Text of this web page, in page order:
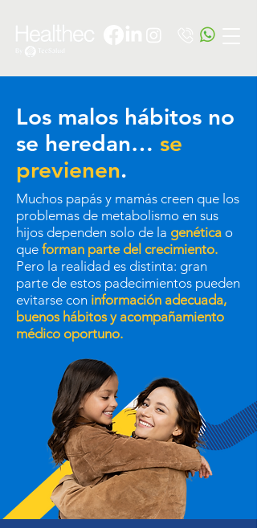
Los malos hábitos no
se heredan… se
previenen.
Muchos papás y mamás creen que los
problemas de metabolismo en sus
hijos dependen solo de la genética o
que forman parte del crecimiento.
Pero la realidad es distinta: gran
parte de estos padecimientos pueden
evitarse con información adecuada,
buenos hábitos y acompañamiento
médico oportuno.